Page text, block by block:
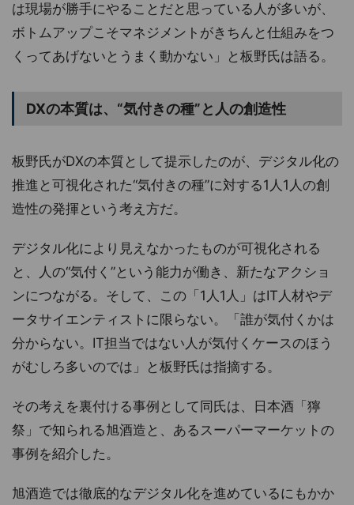
は現場が勝手にやることだと思っている人が多いが、
ボトムアップこそマネジメントがきちんと仕組みをつ
くってあげないとうまく動かない」と板野氏は語る。
DXの本質は、“気付きの種”と人の創造性
板野氏がDXの本質として提示したのが、デジタル化の
推進と可視化された“気付きの種”に対する1人1人の創
造性の発揮という考え方だ。
デジタル化により見えなかったものが可視化される
と、人の“気付く”という能力が働き、新たなアクショ
ンにつながる。そして、この「1人1人」はIT人材やデ
ータサイエンティストに限らない。「誰が気付くかは
分からない。IT担当ではない人が気付くケースのほう
がむしろ多いのでは」と板野氏は指摘する。
その考えを裏付ける事例として同氏は、日本酒「獰
祭」で知られる旭酒造と、あるスーパーマーケットの
事例を紹介した。
旭酒造では徹底的なデジタル化を進めているにもかか